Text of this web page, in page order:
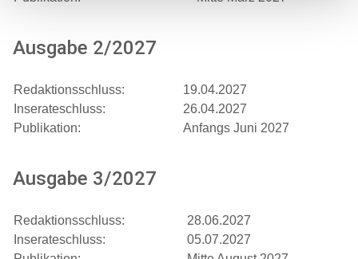
Ausgabe 2/2027
Redaktionsschluss:
19.04.2027
Inserateschluss:
26.04.2027
Publikation:
Anfangs Juni 2027
Ausgabe 3/2027
Redaktionsschluss:
28.06.2027
Inserateschluss:
05.07.2027